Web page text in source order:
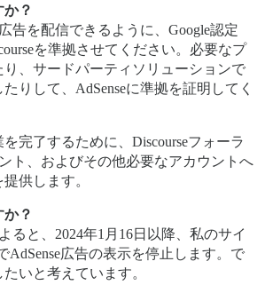
？
告を配信できるように、Google認定
を準拠させてください。必要なプ
、サードパーティソリューションで
りして、AdSenseに準拠を証明してく
完了するために、Discourseフォーラ
ト、およびその他必要なアカウントへ
供します。
？
ると、2024年1月16日以降、私のサイ
AdSense広告の表示を停止します。で
いと考えています。